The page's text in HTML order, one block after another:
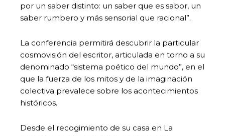
por un saber distinto: un saber que es sabor, un
saber rumbero y más sensorial que racional”.
La conferencia permitirá descubrir la particular
cosmovisión del escritor, articulada en torno a su
denominado “sistema poético del mundo”, en el
que la fuerza de los mitos y de la imaginación
colectiva prevalece sobre los acontecimientos
históricos.
Desde el recogimiento de su casa en La